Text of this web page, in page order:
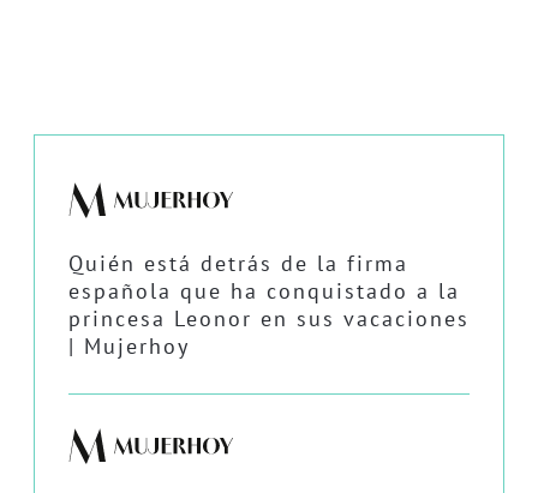
Quién está detrás de la firma
española que ha conquistado a la
princesa Leonor en sus vacaciones
| Mujerhoy